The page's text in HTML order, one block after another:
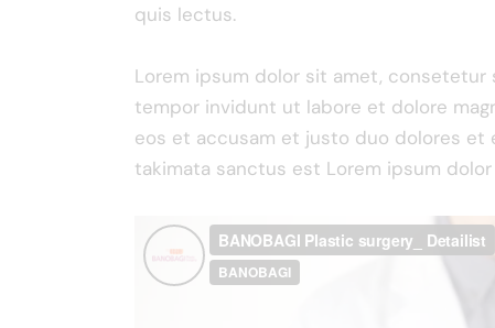
quis lectus.
Lorem ipsum dolor sit amet,
tempor invidunt ut labore et dolore
eos et accusam et justo duo dolores et
takimata sanctus est Lorem ipsum